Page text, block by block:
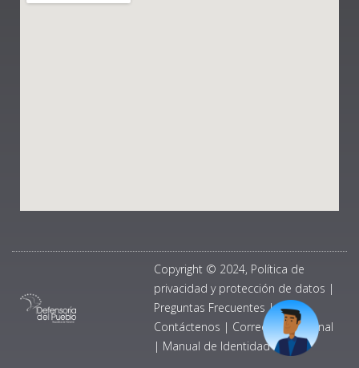
Copyright © 2024, Política de
privacidad y protección de datos |
Preguntas Frecuentes |
Contáctenos | Correo Institucional
| Manual de Identidad Visual